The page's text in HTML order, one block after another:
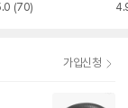
(70)
가입신청